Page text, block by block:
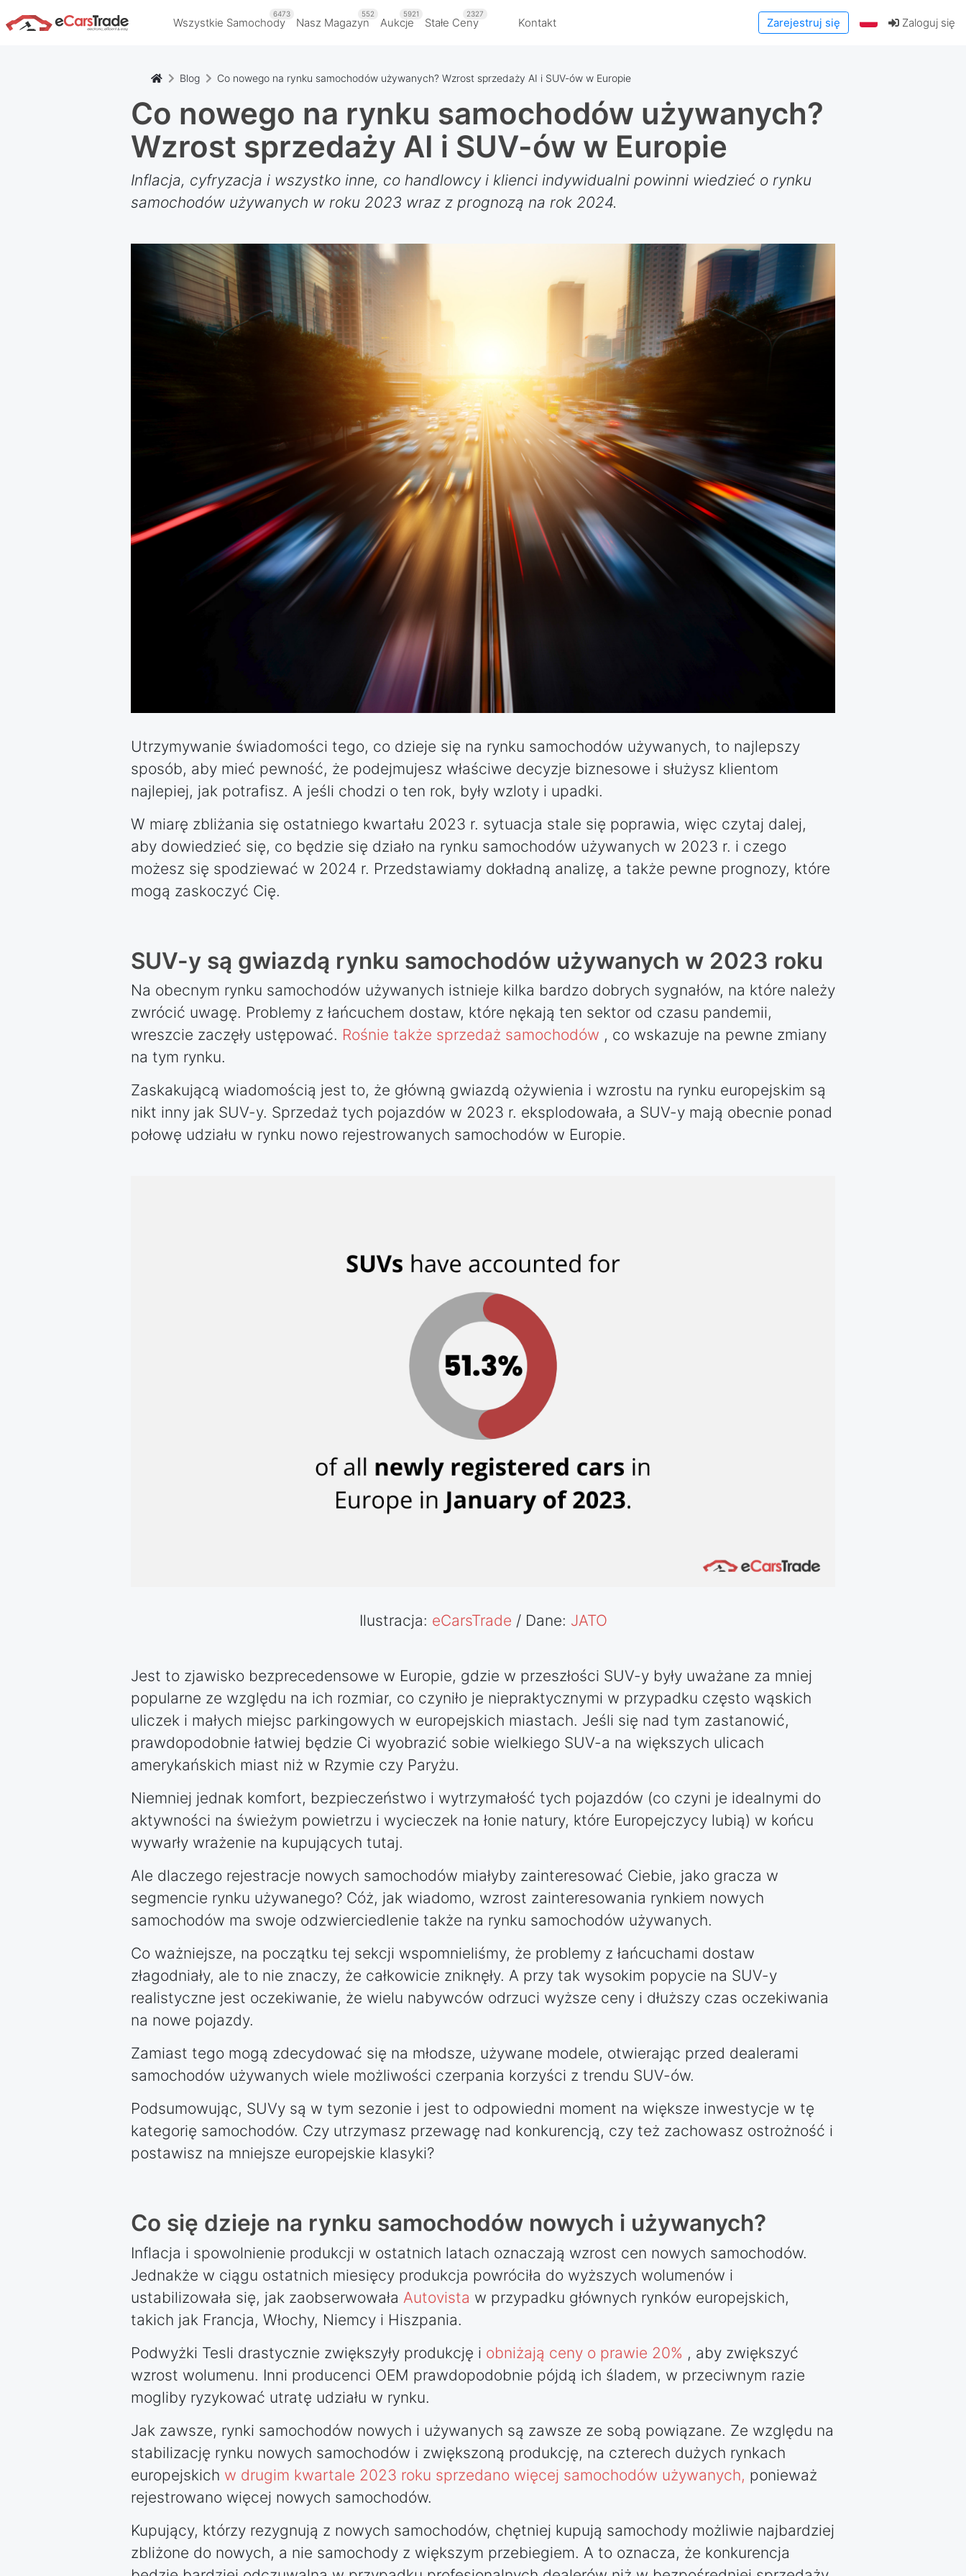
Wszystkie Samochody
6473
Nasz Magazyn
552
Aukcje
5921
Stałe Ceny
2327
Kontakt Zarejestruj się Zaloguj się
Blog Co nowego na rynku samochodów używanych? Wzrost sprzedaży AI i SUV-ów w Europie
Co nowego na rynku samochodów używanych?
Wzrost sprzedaży AI i SUV-ów w Europie
Inflacja, cyfryzacja i wszystko inne, co handlowcy i klienci indywidualni powinni wiedzieć o rynku
samochodów używanych w roku 2023 wraz z prognozą na rok 2024.
Utrzymywanie świadomości tego, co dzieje się na rynku samochodów używanych, to najlepszy
sposób, aby mieć pewność, że podejmujesz właściwe decyzje biznesowe i służysz klientom
najlepiej, jak potrafisz. A jeśli chodzi o ten rok, były wzloty i upadki.
W miarę zbliżania się ostatniego kwartału 2023 r. sytuacja stale się poprawia, więc czytaj dalej,
aby dowiedzieć się, co będzie się działo na rynku samochodów używanych w 2023 r. i czego
możesz się spodziewać w 2024 r. Przedstawiamy dokładną analizę, a także pewne prognozy, które
mogą zaskoczyć Cię.
SUV-y są gwiazdą rynku samochodów używanych w 2023 roku
Na obecnym rynku samochodów używanych istnieje kilka bardzo dobrych sygnałów, na które należy
zwrócić uwagę. Problemy z łańcuchem dostaw, które nękają ten sektor od czasu pandemii,
wreszcie zaczęły ustępować. Rośnie także sprzedaż samochodów , co wskazuje na pewne zmiany
na tym rynku.
Zaskakującą wiadomością jest to, że główną gwiazdą ożywienia i wzrostu na rynku europejskim są
nikt inny jak SUV-y. Sprzedaż tych pojazdów w 2023 r. eksplodowała, a SUV-y mają obecnie ponad
połowę udziału w rynku nowo rejestrowanych samochodów w Europie.
Ilustracja: eCarsTrade / Dane: JATO
Jest to zjawisko bezprecedensowe w Europie, gdzie w przeszłości SUV-y były uważane za mniej
popularne ze względu na ich rozmiar, co czyniło je niepraktycznymi w przypadku często wąskich
uliczek i małych miejsc parkingowych w europejskich miastach. Jeśli się nad tym zastanowić,
prawdopodobnie łatwiej będzie Ci wyobrazić sobie wielkiego SUV-a na większych ulicach
amerykańskich miast niż w Rzymie czy Paryżu.
Niemniej jednak komfort, bezpieczeństwo i wytrzymałość tych pojazdów (co czyni je idealnymi do
aktywności na świeżym powietrzu i wycieczek na łonie natury, które Europejczycy lubią) w końcu
wywarły wrażenie na kupujących tutaj.
Ale dlaczego rejestracje nowych samochodów miałyby zainteresować Ciebie, jako gracza w
segmencie rynku używanego? Cóż, jak wiadomo, wzrost zainteresowania rynkiem nowych
samochodów ma swoje odzwierciedlenie także na rynku samochodów używanych.
Co ważniejsze, na początku tej sekcji wspomnieliśmy, że problemy z łańcuchami dostaw
złagodniały, ale to nie znaczy, że całkowicie zniknęły. A przy tak wysokim popycie na SUV-y
realistyczne jest oczekiwanie, że wielu nabywców odrzuci wyższe ceny i dłuższy czas oczekiwania
na nowe pojazdy.
Zamiast tego mogą zdecydować się na młodsze, używane modele, otwierając przed dealerami
samochodów używanych wiele możliwości czerpania korzyści z trendu SUV-ów.
Podsumowując, SUVy są w tym sezonie i jest to odpowiedni moment na większe inwestycje w tę
kategorię samochodów. Czy utrzymasz przewagę nad konkurencją, czy też zachowasz ostrożność i
postawisz na mniejsze europejskie klasyki?
Co się dzieje na rynku samochodów nowych i używanych?
Inflacja i spowolnienie produkcji w ostatnich latach oznaczają wzrost cen nowych samochodów.
Jednakże w ciągu ostatnich miesięcy produkcja powróciła do wyższych wolumenów i
ustabilizowała się, jak zaobserwowała Autovista w przypadku głównych rynków europejskich,
takich jak Francja, Włochy, Niemcy i Hiszpania.
Podwyżki Tesli drastycznie zwiększyły produkcję i obniżają ceny o prawie 20% , aby zwiększyć
wzrost wolumenu. Inni producenci OEM prawdopodobnie pójdą ich śladem, w przeciwnym razie
mogliby ryzykować utratę udziału w rynku.
Jak zawsze, rynki samochodów nowych i używanych są zawsze ze sobą powiązane. Ze względu na
stabilizację rynku nowych samochodów i zwiększoną produkcję, na czterech dużych rynkach
europejskich w drugim kwartale 2023 roku sprzedano więcej samochodów używanych, ponieważ
rejestrowano więcej nowych samochodów.
Kupujący, którzy rezygnują z nowych samochodów, chętniej kupują samochody możliwie najbardziej
zbliżone do nowych, a nie samochody z większym przebiegiem. A to oznacza, że konkurencja